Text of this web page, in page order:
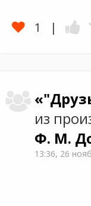
1
из
Ф. М.
13:36, 26